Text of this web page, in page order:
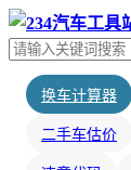
换车计算器
二手车估价